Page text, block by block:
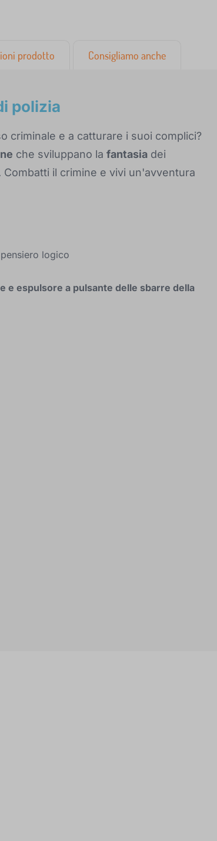
prodotto Consigliamo anche
polizia
criminale e a catturare i suoi complici?
che sviluppano la fantasia dei
Combatti il crimine e vivi un'avventura
logico
e espulsore a pulsante delle sbarre della